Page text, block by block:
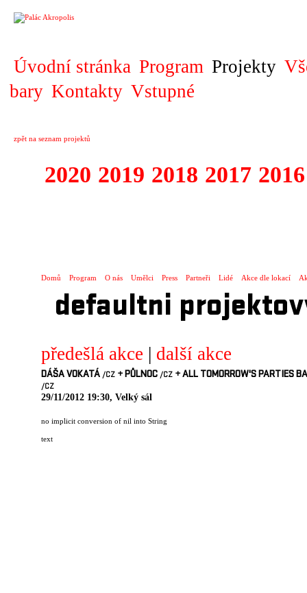
Úvodní stránka Program Projekty
bary Kontakty Vstupné
zpět na seznam projektů
2020 2019 2018 2017 2016
Domů Program O nás Umělci Press Partneři Lidé Akce dle lokací
defaultni
předešlá akce | další akce
DÁŠA VOKATÁ /CZ +PŮLNOC /CZ +ALL TOMORROW'S PARTIES
/CZ
29/11/2012 19:30, Velký sál
no implicit conversion of nil into String
text